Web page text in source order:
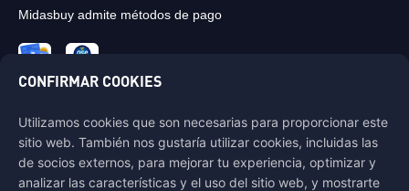
Midasbuy admite métodos de pago
Contáctenos
Si necesitas ayuda, por favor contáctanos haciendo clic en "Servicio al
Cliente" para comunicarte con nosotros.
CONFIRMAR COOKIES
Utilizamos cookies que son necesarias para proporcionar este
sitio web. También nos gustaría utilizar cookies, incluidas las
de socios externos, para mejorar tu experiencia, optimizar y
analizar las características y el uso del sitio web, y mostrarte